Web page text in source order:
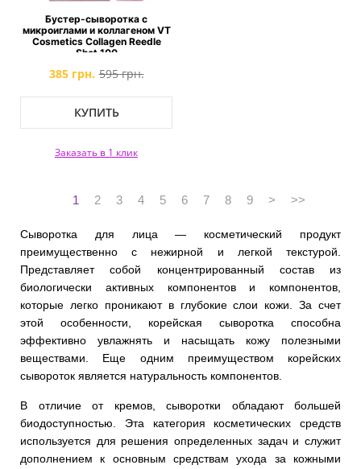
Бустер-сыворотка с
микроиглами и коллагеном VT
Cosmetics Collagen Reedle
Shot 100
385 грн. 595 грн.
КУПИТЬ
Заказать в 1 клик
1 2 3 4 5 6 7 8 9 > >>
Сыворотка для лица — косметический продукт
преимущественно с нежирной и легкой текстурой.
Представляет собой концентрированный состав из
биологически активных компонентов и компонентов,
которые легко проникают в глубокие слои кожи. За счет
этой особенности, корейская сыворотка способна
эффективно увлажнять и насыщать кожу полезными
веществами. Еще одним преимуществом корейских
сывороток является натуральность компонентов.
В отличие от кремов, сыворотки обладают большей
биодоступностью. Эта категория косметических средств
используется для решения определенных задач и служит
дополнением к основным средствам ухода за кожными